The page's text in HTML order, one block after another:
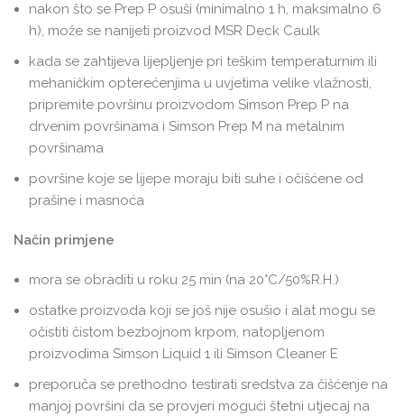
nakon što se Prep P osuši (minimalno 1 h, maksimalno 6
h), može se nanijeti proizvod MSR Deck Caulk
kada se zahtijeva lijepljenje pri teškim temperaturnim ili
mehaničkim opterećenjima u uvjetima velike vlažnosti,
pripremite površinu proizvodom Simson Prep P na
drvenim površinama i Simson Prep M na metalnim
površinama
površine koje se lijepe moraju biti suhe i očišćene od
prašine i masnoća
Način primjene
mora se obraditi u roku 25 min (na 20°C/50%R.H.)
ostatke proizvoda koji se još nije osušio i alat mogu se
očistiti čistom bezbojnom krpom, natopljenom
proizvodima Simson Liquid 1 ili Simson Cleaner E
preporuča se prethodno testirati sredstva za čišćenje na
manjoj površini da se provjeri mogući štetni utjecaj na